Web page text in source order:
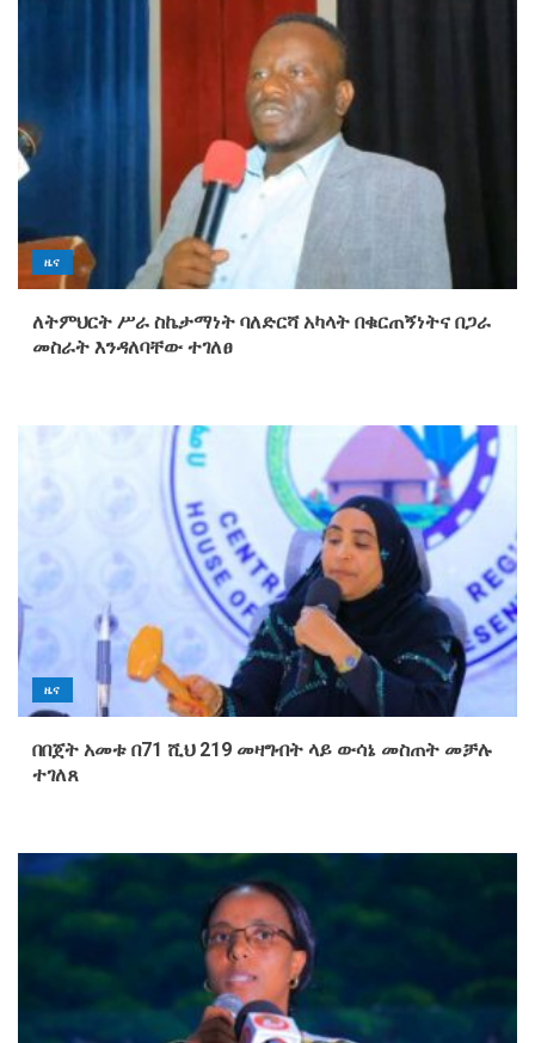
5
የማዕከላዊ ኢትዮጵያ ክልል ህዝብ
ተወካዮች ምክር ቤት ለ2019 በጀት ዓመት
67 ቢሊየን ብር በጀት አጸደቀ
1
አርሰናል ብሩኖ ጊማራኤሽን በይፋ
አስፈረመ
ዜና
ለትምህርት ሥራ ስኬታማነት ባለድርሻ አካላት በቁርጠኝነትና በጋራ
መስራት እንዳለባቸው ተገለፀ
ዜና
በበጀት አመቱ በ71 ሺህ 219 መዛግብት ላይ ውሳኔ መስጠት መቻሉ
ተገለጸ